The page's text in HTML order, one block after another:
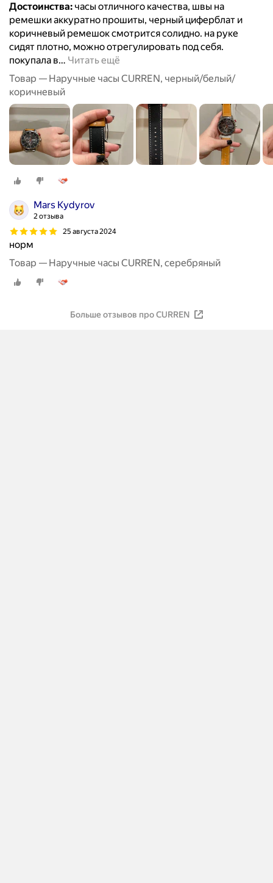
Достоинства: часы отличного качества, швы на
ремешки аккуратно прошиты, черный циферблат и
коричневый ремешок смотрится солидно. на руке
сидят плотно, можно отрегулировать под себя.
покупала в… Читать ещё
Товар — Наручные часы CURREN, черный/белый/
коричневый
Mars Kydyrov
2 отзыва
25 августа 2024
норм
Товар — Наручные часы CURREN, серебряный
Больше отзывов про CURREN